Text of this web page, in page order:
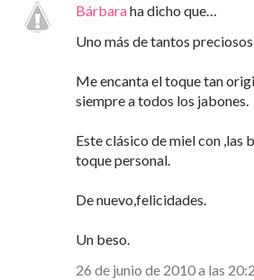
Bárbaraha dicho que…
Uno más de tantos
Me encanta el toque tan
siempre a todos los jabones.
Este clásico de miel con ,las
toque personal.
De nuevo,felicidades.
Un beso.
26 de junio de 2010 a las